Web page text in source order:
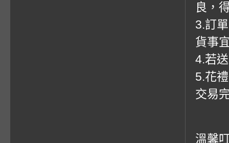
良，
3.訂
貨事
4.若
5.花
交易
溫馨